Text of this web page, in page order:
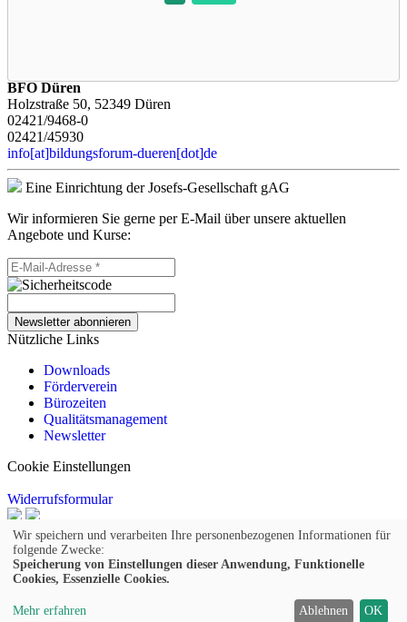
BFO Düren
Holzstraße 50, 52349 Düren
02421/9468-0
02421/45930
info[at]bildungsforum-dueren[dot]de
Eine Einrichtung der Josefs-Gesellschaft gAG
Wir informieren Sie gerne per E-Mail über unsere aktuellen
Angebote und Kurse:
Newsletter abonnieren
Nützliche Links
Downloads
Förderverein
Bürozeiten
Qualitätsmanagement
Newsletter
Cookie Einstellungen
Widerrufsformular
© 2026 Kufer Software GmbH
Impressum
AGB
Datenschutz
Wir speichern und verarbeiten Ihre personenbezogenen Informationen für
folgende Zwecke:
Speicherung von Einstellungen dieser Anwendung, Funktionelle
Cookies, Essenzielle Cookies.
Mehr erfahren Ablehnen OK